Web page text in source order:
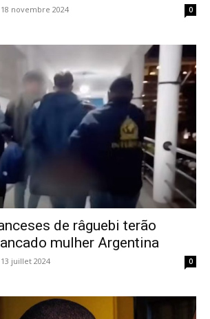
18 novembre 2024 0
de râguebi terão
mulher Argentina
13 juillet 2024 0